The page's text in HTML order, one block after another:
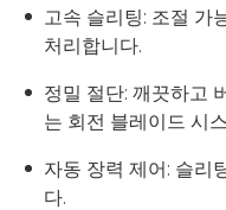
고속 슬리팅: 조절 가
처리합니다.
정밀 절단: 깨끗하고
는 회전 블레이드 시
자동 장력 제어: 슬리
다.